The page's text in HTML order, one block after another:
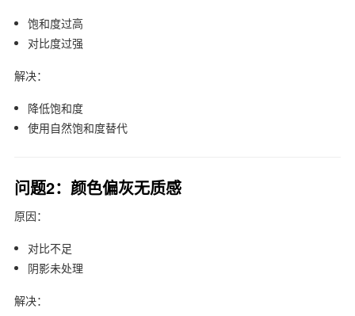
饱和度过高
对比度过强
解决：
降低饱和度
使用自然饱和度替代
问题2：颜色偏灰无质感
原因：
对比不足
阴影未处理
解决：